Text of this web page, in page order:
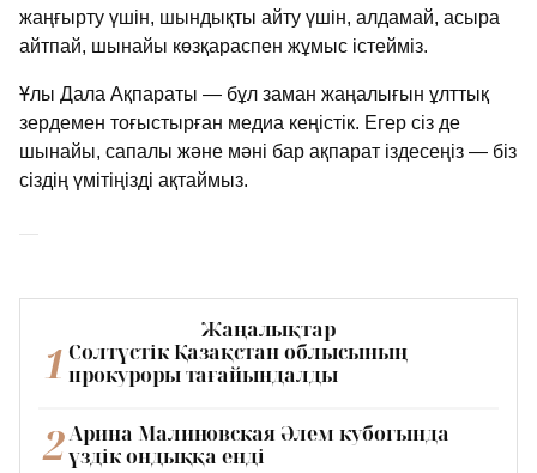
жаңғырту үшін, шындықты айту үшін, алдамай, асыра
айтпай, шынайы көзқараспен жұмыс істейміз.
Ұлы Дала Ақпараты — бұл заман жаңалығын ұлттық
зердемен тоғыстырған медиа кеңістік. Егер сіз де
шынайы, сапалы және мәні бар ақпарат іздесеңіз — біз
сіздің үмітіңізді ақтаймыз.
Жаңалықтар
1 Солтүстік Қазақстан облысының
прокуроры тағайындалды
2Арина Малиновская Әлем кубогында
үздік ондыққа енді